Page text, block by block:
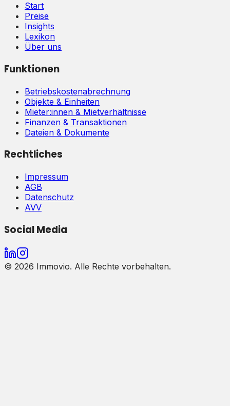
Start
Preise
Insights
Lexikon
Über uns
Funktionen
Betriebskostenabrechnung
Objekte & Einheiten
Mieter:innen & Mietverhältnisse
Finanzen & Transaktionen
Dateien & Dokumente
Rechtliches
Impressum
AGB
Datenschutz
AVV
Social Media
© 2026 Immovio. Alle Rechte vorbehalten.